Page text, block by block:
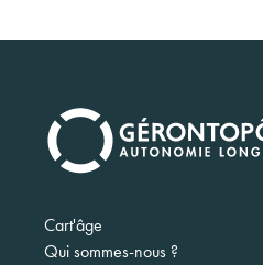
Navigation
principale
Cart'âge
Qui sommes-nous ?